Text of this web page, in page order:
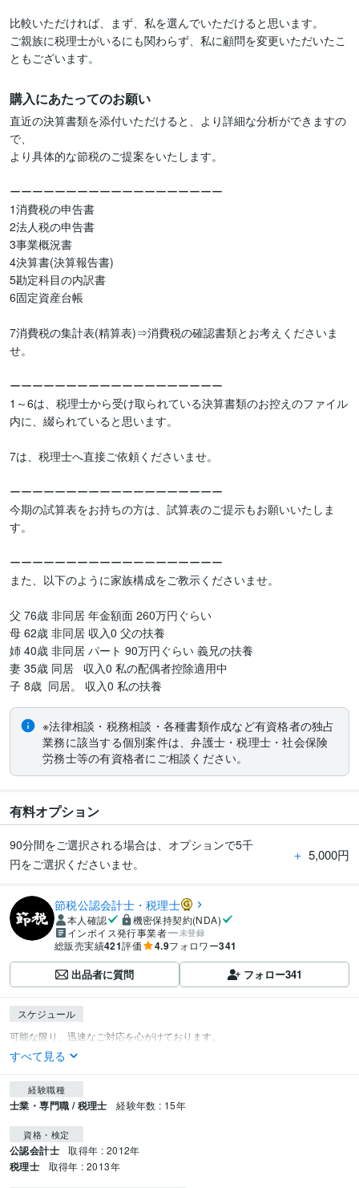
比較いただければ、まず、私を選んでいただけると思います。
ご親族に税理士がいるにも関わらず、私に顧問を変更いただいたこ
ともございます。
購入にあたってのお願い
直近の決算書類を添付いただけると、より詳細な分析ができますの
で、
より具体的な節税のご提案をいたします。
ーーーーーーーーーーーーーーーーーーー
1消費税の申告書
2法人税の申告書
3事業概況書
4決算書(決算報告書)
5勘定科目の内訳書
6固定資産台帳
7消費税の集計表(精算表)⇒消費税の確認書類とお考えくださいま
せ。
ーーーーーーーーーーーーーーーーーーー
1～6は、税理士から受け取られている決算書類のお控えのファイル
内に、綴られていると思います。
7は、税理士へ直接ご依頼くださいませ。
ーーーーーーーーーーーーーーーーーーー
今期の試算表をお持ちの方は、試算表のご提示もお願いいたしま
す。
ーーーーーーーーーーーーーーーーーーー
また、以下のように家族構成をご教示くださいませ。
父 76歳 非同居 年金額面 260万円ぐらい
母 62歳 非同居 収入0 父の扶養
姉 40歳 非同居 パート 90万円ぐらい 義兄の扶養
妻 35歳 同居   収入0 私の配偶者控除適用中
子 8歳  同居。 収入0 私の扶養
※法律相談・税務相談・各種書類作成など有資格者の独占
業務に該当する個別案件は、弁護士・税理士・社会保険
労務士等の有資格者にご相談ください。
有料オプション
90分間をご選択される場合は、オプションで5千
円をご選択くださいませ。
＋ 5,000円
節税公認会計士・税理士
本人確認
機密保持契約(NDA)
インボイス発行事業者
未登録
総販売実績421評価 4.9フォロワー341
出品者に質問 フォロー341
スケジュール
すべて見る
経験職種
士業・専門職 / 税理士 経験年数 : 15年
資格・検定
公認会計士 取得年 : 2012年
税理士 取得年 : 2013年